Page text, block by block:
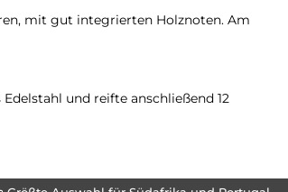
mit gut integrierten Holznoten. Am
und reifte anschließend 12